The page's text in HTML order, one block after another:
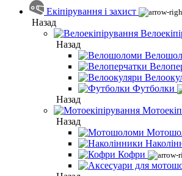
Екіпірування і захист
Назад
Назад
Футболки
Назад
Назад
Кофри